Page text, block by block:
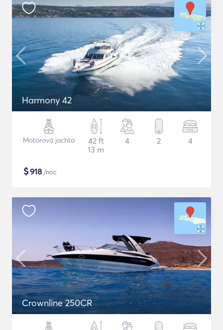
Harmony 42
Motorová jachta
42 ft
13 m
4 2 4
$918 /noc
Crownline 250CR